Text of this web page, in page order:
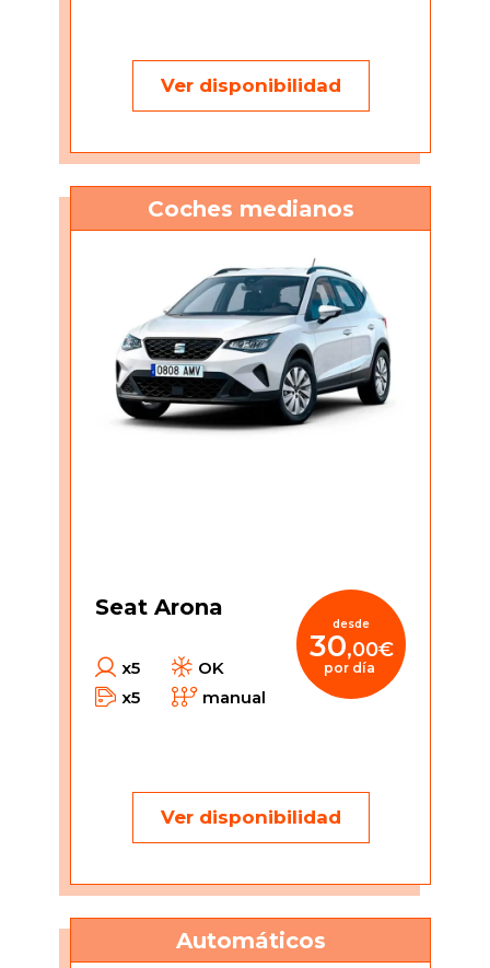
Ver disponibilidad
Coches medianos
Seat Arona
x5
OK
x5
manual
desde
30,00€
por día
Ver disponibilidad
Automáticos